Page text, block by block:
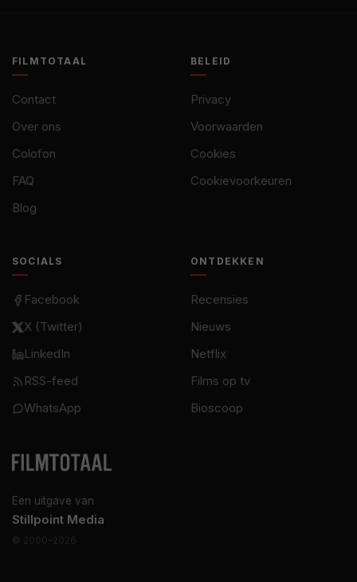
Een uitgave van
Stillpoint Media
© 2000–2026
FILMTOTAAL
Contact
Over ons
Colofon
FAQ
Blog
BELEID
Privacy
Voorwaarden
Cookies
Cookievoorkeuren
SOCIALS
Facebook
X (Twitter)
LinkedIn
RSS-feed
WhatsApp
ONTDEKKEN
Recensies
Nieuws
Netflix
Films op tv
Bioscoop